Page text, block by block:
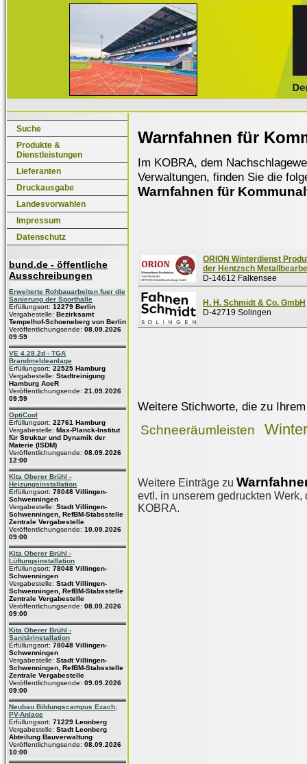
Suche
Produkte &
Dienstleistungen
Lieferanten
Druckausgabe
Landesvorwahlen
Impressum
Datenschutz
bund.de - öffentliche
Ausschreibungen
Erweiterte Rohbauarbeiten fuer die
Sanierung der Sporthalle
Erfüllungsort: 12279 Berlin
Vergabestelle: Bezirksamt
Tempelhof-Schoeneberg von Berlin
Veröffentlichungsende: 08.09.2026
09:59
VE 4.28.2d - TGA
Brandmeldeanlage
Erfüllungsort: 22525 Hamburg
Vergabestelle: Stadtreinigung
Hamburg AoeR
Veröffentlichungsende: 21.09.2026
09:59
OptiCool
Erfüllungsort: 22761 Hamburg
Vergabestelle: Max-Planck-Institut
für Struktur und Dynamik der
Materie (ISDM)
Veröffentlichungsende: 08.09.2026
12:00
Kita Oberer Brühl -
Heizungsinstallation
Erfüllungsort: 78048 Villingen-
Schwenningen
Vergabestelle: Stadt Villingen-
Schwenningen, RefBM-Stabsstelle
Zentrale Vergabestelle
Veröffentlichungsende: 10.09.2026
09:00
Kita Oberer Brühl -
Lüftungsinstallation
Erfüllungsort: 78048 Villingen-
Schwenningen
Vergabestelle: Stadt Villingen-
Schwenningen, RefBM-Stabsstelle
Zentrale Vergabestelle
Veröffentlichungsende: 08.09.2026
09:00
Kita Oberer Brühl -
Sanitärinstallation
Erfüllungsort: 78048 Villingen-
Schwenningen
Vergabestelle: Stadt Villingen-
Schwenningen, RefBM-Stabsstelle
Zentrale Vergabestelle
Veröffentlichungsende: 09.09.2026
09:00
Neubau Bildungscampus Ezach;
PV-Anlage
Erfüllungsort: 71229 Leonberg
Vergabestelle: Stadt Leonberg
Abteilung Bauverwaltung
Veröffentlichungsende: 08.09.2026
10:00
Warnfahnen für
Im KOBRA, dem
Verwaltungen, finden Sie die
Warnfahnen für
ORION Winterdienst
der Hentzsch
D-14612 Falkensee
H. H. Schmidt & Co. GmbH
D-42719 Solingen
Weitere Stichworte, die zu
Schneeräumleisten
Weitere Einträge zu
evtl. in unserem gedruckten
KOBRA.